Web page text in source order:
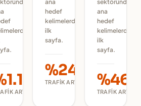
ARTIŞI
ana
hedef
kelimelerde
ilk
sayfa.
%245
TRAFIK ARTIŞI
sektöründe
ana
hedef
kelimelerde
ilk
sayfa.
%465
TRAFIK ARTIŞI